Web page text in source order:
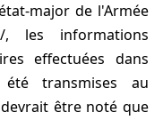
major de l'Armée
, les informations
effectuées dans
transmises au
être noté que